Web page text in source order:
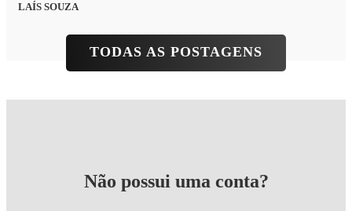
LAÍS SOUZA
TODAS AS POSTAGENS
Não possui uma conta?